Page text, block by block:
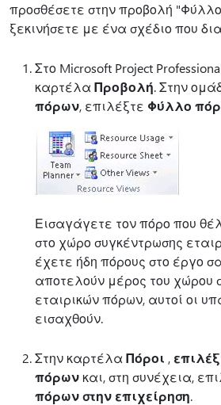
προσθέσετε στην προβολή
ξεκινήσετε με ένα σχέδιο που
Στο Microsoft Project
καρτέλα Προβολή. Στην
πόρων, επιλέξτε Φύλλο
Εισαγάγετε τον πόρο που
στο χώρο συγκέντρωσης
έχετε ήδη πόρους στο έργο
αποτελούν μέρος του χώρου
εταιρικών πόρων, αυτοί οι
εισαχθούν.
Στην καρτέλα Πόροι ,
πόρων και, στη συνέχεια,
πόρων στην επιχείρηση.